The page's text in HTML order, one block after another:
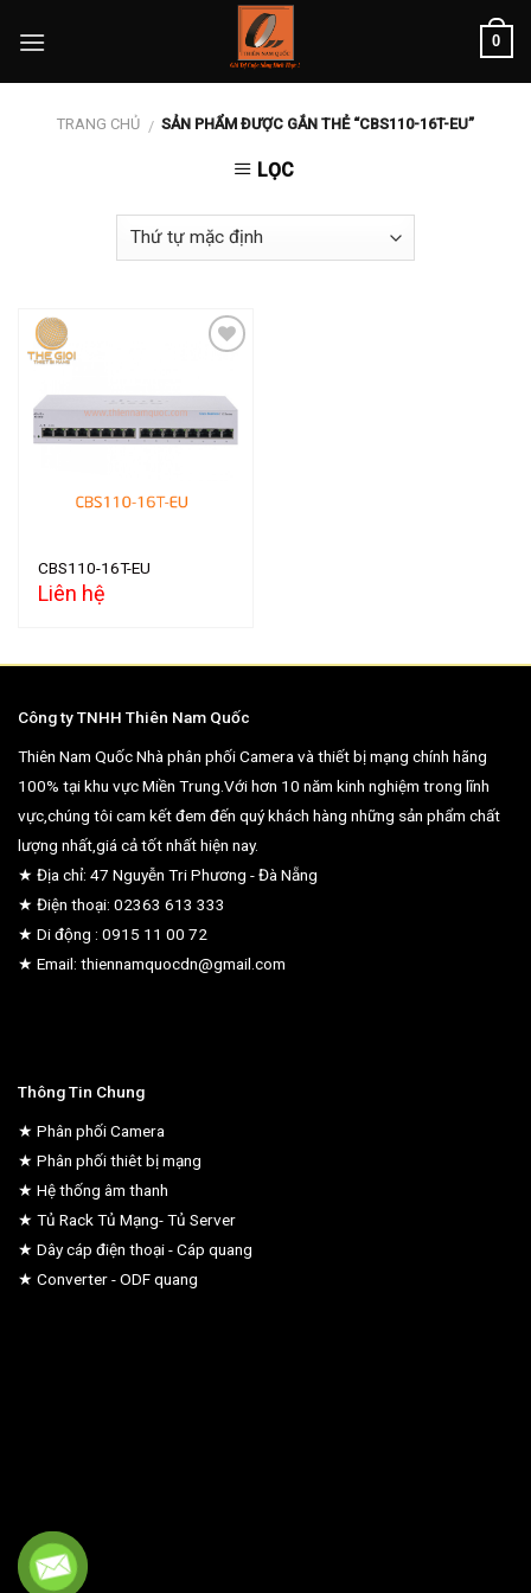
0
TRANG CHỦ / SẢN PHẨM ĐƯỢC GẮN THẺ “CBS110-16T-EU”
LỌC
Add to
wishlist
CBS110-16T-EU
Liên hệ
Công ty TNHH Thiên Nam Quốc
Thiên Nam Quốc Nhà phân phối Camera và thiết bị mạng chính hãng
100% tại khu vực Miền Trung.Với hơn 10 năm kinh nghiệm trong lĩnh
vực,chúng tôi cam kết đem đến quý khách hàng những sản phẩm chất
lượng nhất,giá cả tốt nhất hiện nay.
★ Địa chỉ: 47 Nguyễn Tri Phương - Đà Nẵng
★ Điện thoại: 02363 613 333
★ Di động : 0915 11 00 72
★ Email: thiennamquocdn@gmail.com
Thông Tin Chung
★ Phân phối Camera
★ Phân phối thiêt bị mạng
★ Hệ thống âm thanh
★ Tủ Rack Tủ Mạng- Tủ Server
★ Dây cáp điện thoại - Cáp quang
★ Converter - ODF quang